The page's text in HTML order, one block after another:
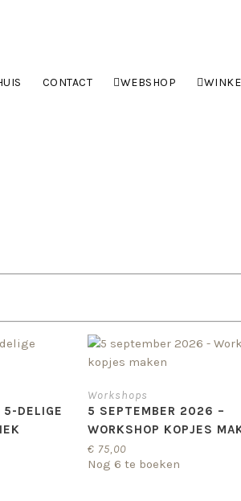
CONTACT WEBSHOP
DELIGE
Workshops
5 SEPTEMBER 2026 –
WORKSHOP KOPJES
€ 75,00
Nog 6 te boeken